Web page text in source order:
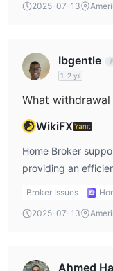
2025-07-13
Ibgentle
1-2 yıl
WikiFXYanıt
Home Broker
providing an
Brazilian users.
Broker Issues
2025-07-13
Ahmed